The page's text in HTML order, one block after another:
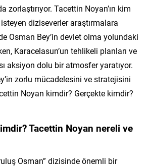
zorlaştırıyor. Tacettin Noyan’ın kim
diziseverler araştırmalara
Osman Bey’in devlet olma yolundaki
Karacelasun’un tehlikeli planları ve
aksiyon dolu bir atmosfer yaratıyor.
zorlu mücadelesini ve stratejisini
Noyan kimdir? Gerçekte kimdir?
Tacettin Noyan nereli ve
Osman” dizisinde önemli bir